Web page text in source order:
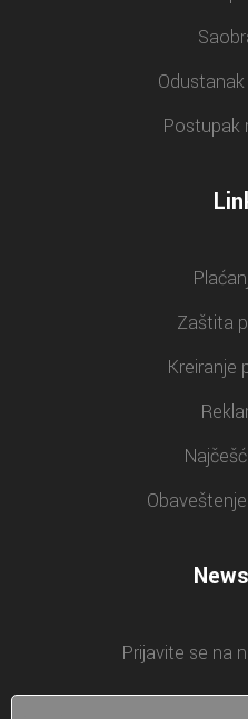
Postupak
Zaštita
Kreiranje
Prijavite se na